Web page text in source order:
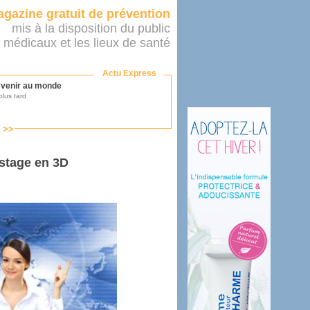
gratuit de prévention
mis à la disposition du public
et les lieux de santé
Actu Express
>>
au monde
tard
par le ministère...
son médecin
2016
en 3D